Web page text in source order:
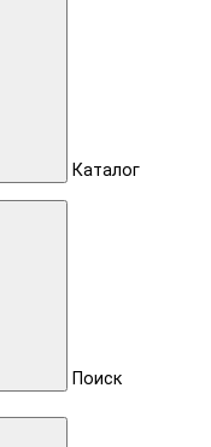
Каталог
Поиск